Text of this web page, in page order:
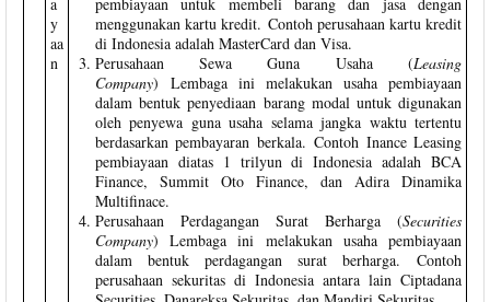
y
aa
n
menggunakan kartu kredit. Contoh perusahaan kartu kredit
di Indonesia adalah MasterCard dan Visa.
Perusahaan Sewa Guna Usaha (Leasing
Company) Lembaga ini melakukan usaha pembiayaan
dalam bentuk penyediaan barang modal untuk digunakan
oleh penyewa guna usaha selama jangka waktu tertentu
berdasarkan pembayaran berkala. Contoh Inance Leasing
pembiayaan diatas 1 trilyun di Indonesia adalah BCA
Finance, Summit Oto Finance, dan Adira Dinamika
Multifinace.
Perusahaan Perdagangan Surat Berharga (Securities
Company) Lembaga ini melakukan usaha pembiayaan
dalam bentuk perdagangan surat berharga. Contoh
perusahaan sekuritas di Indonesia antara lain Ciptadana